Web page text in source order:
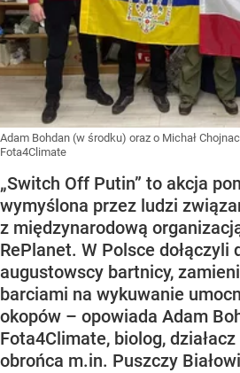
Adam Bohdan (w środku) oraz o Michał
Fota4Climate
„Switch Off Putin” to akcja
wymyślona przez ludzi
z międzynarodową
RePlanet. W Polsce dołączyli
augustowscy bartnicy,
barciami na wykuwanie
okopów – opowiada Adam
Fota4Climate, biolog,
obrońca m.in. Puszczy